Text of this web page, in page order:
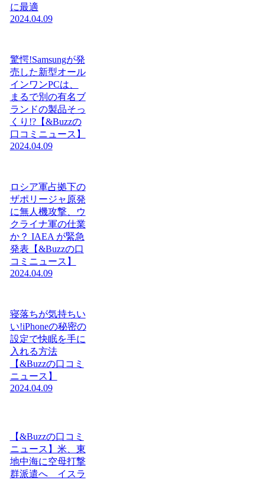
に最適
2024.04.09
驚愕!Samsungが発
売した新型オール
インワンPCは、
まるで別の有名ブ
ランドの製品そっ
くり!?【&Buzzの
口コミニュース】
2024.04.09
ロシア軍占拠下の
ザポリージャ原発
に無人機攻撃、ウ
クライナ軍の仕業
か？ IAEA が緊急
発表【&Buzzの口
コミニュース】
2024.04.09
寝落ちが気持ちい
い!iPhoneの秘密の
設定で快眠を手に
入れる方法
【&Buzzの口コミ
ニュース】
2024.04.09
【&Buzzの口コミ
ニュース】米、東
地中海に空母打撃
群派遣へ イスラ